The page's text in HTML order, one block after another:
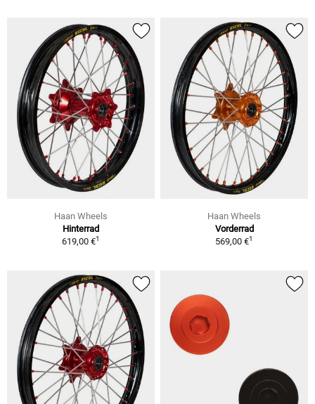
Haan Wheels
Hinterrad
619,00 €1
Haan Wheels
Vorderrad
569,00 €1